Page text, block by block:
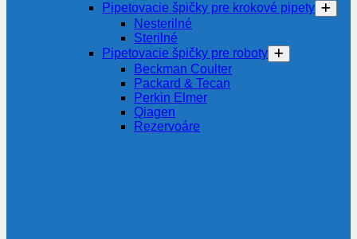
Pipetovacie špičky pre krokové pipety
Nesterilné
Sterilné
Pipetovacie špičky pre roboty
Beckman Coulter
Packard & Tecan
Perkin Elmer
Qiagen
Rezervoáre